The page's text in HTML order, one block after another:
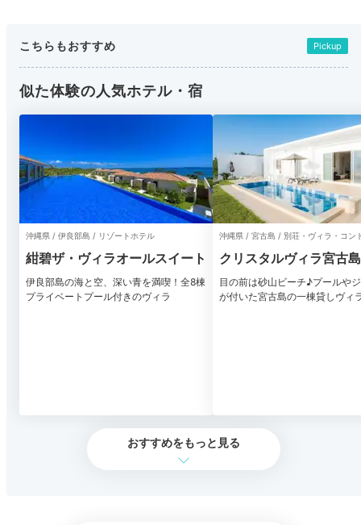
こちらもおすすめ Pickup
似た体験の人気ホテル・宿
沖縄県 / 伊良部島 / リゾートホテル
紺碧ザ・ヴィラオールスイート
伊良部島の海と空、深い青を満喫！全8棟
プライベートプール付きのヴィラ
沖縄県 / 宮古島 / 別荘・ヴィラ・コン
クリスタルヴィラ宮古
ーチ
目の前は砂山ビーチ♪プールや
が付いた宮古島の一棟貸しヴィ
おすすめをもっと見る